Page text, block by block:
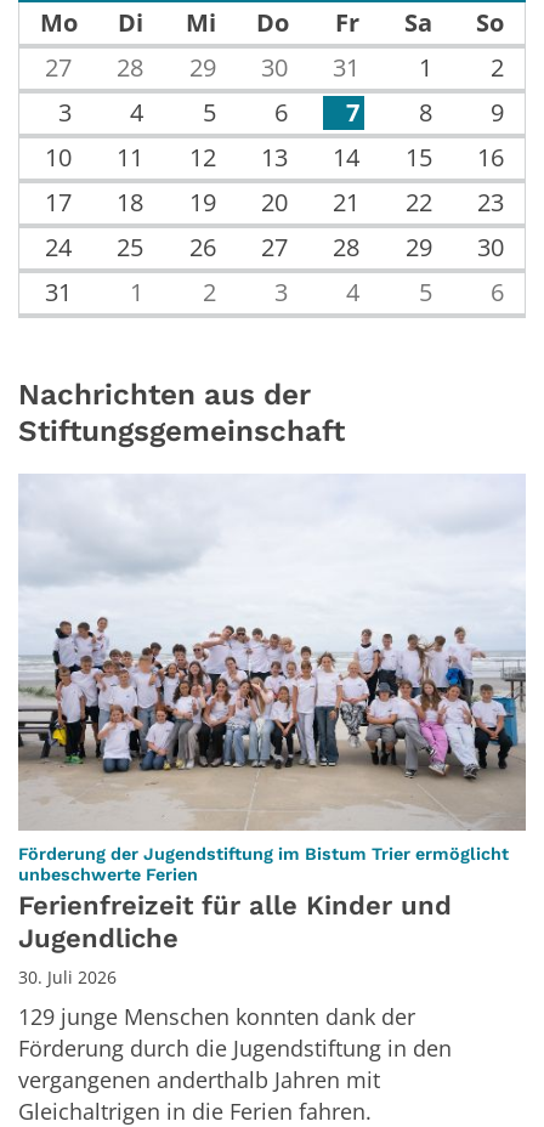
Nachrichten aus der
Stiftungsgemeinschaft
Förderung der Jugendstiftung im Bistum Trier ermöglicht
unbeschwerte Ferien
Ferienfreizeit für alle Kinder und
Jugendliche
30. Juli 2026
129 junge Menschen konnten dank der
Förderung durch die Jugendstiftung in den
vergangenen anderthalb Jahren mit
Gleichaltrigen in die Ferien fahren.
Mo Di Mi Do Fr Sa
So
27
28 29 30 31 1
2
3
4 5 6 7 8
9
10
11 12 13 14 15
16
17
18 19 20 21 22
23
24
25 26 27 28 29
30
31
1 2 3 4 5 6